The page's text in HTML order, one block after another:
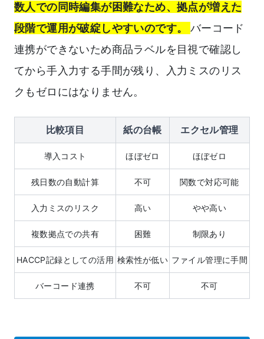
数人での同時編集が困難なため、拠点が増えた
段階で運用が破綻しやすいのです。 バーコード
連携ができないため商品ラベルを目視で確認し
てから手入力する手間が残り、入力ミスのリス
クもゼロにはなりません。
比較項目 紙の台帳 エクセル管理
導入コスト ほぼゼロ ほぼゼロ
残日数の自動計算 不可 関数で対応可能
入力ミスのリスク 高い やや高い
複数拠点での共有 困難 制限あり
HACCP記録としての活用 検索性が低い ファイル管理に手間
バーコード連携 不可 不可